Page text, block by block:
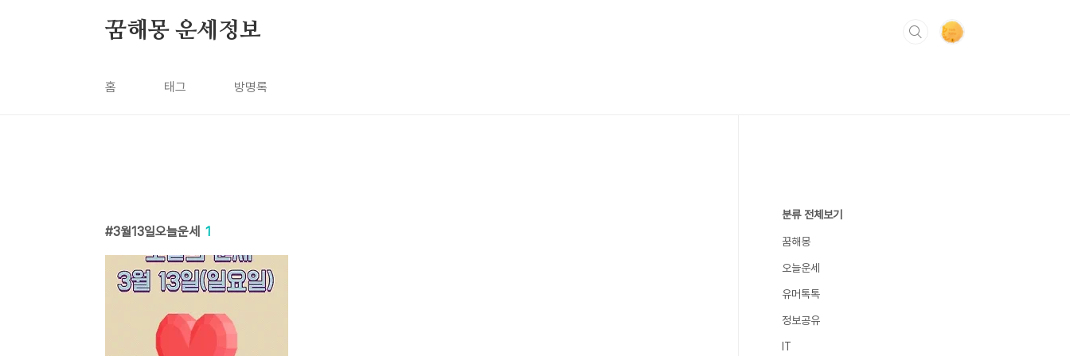
꿈해몽 운세정보
홈 태그 방명록
3월13일오늘운세 1
분류 전체보기
꿈해몽
오늘운세
유머톡톡
정보공유
IT